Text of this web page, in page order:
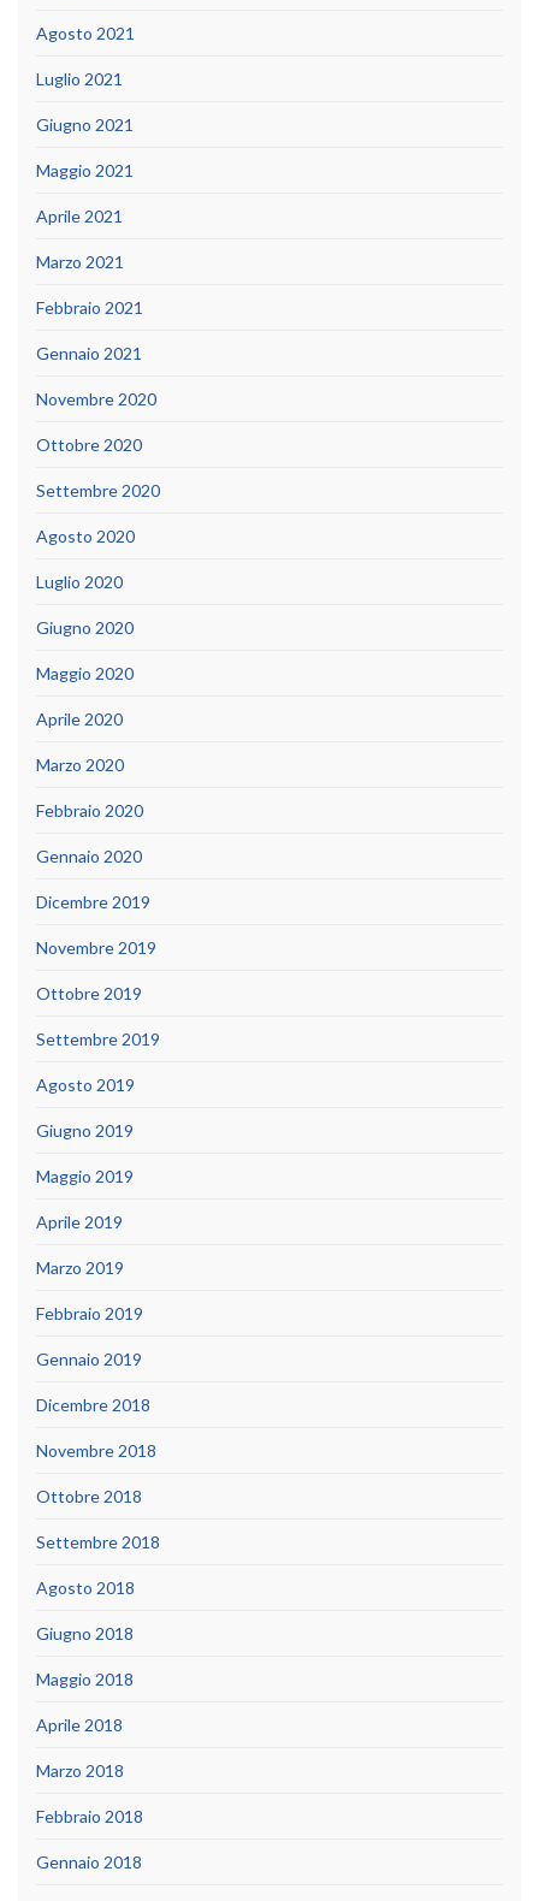
Agosto 2021
Luglio 2021
Giugno 2021
Maggio 2021
Aprile 2021
Marzo 2021
Febbraio 2021
Gennaio 2021
Novembre 2020
Ottobre 2020
Settembre 2020
Agosto 2020
Luglio 2020
Giugno 2020
Maggio 2020
Aprile 2020
Marzo 2020
Febbraio 2020
Gennaio 2020
Dicembre 2019
Novembre 2019
Ottobre 2019
Settembre 2019
Agosto 2019
Giugno 2019
Maggio 2019
Aprile 2019
Marzo 2019
Febbraio 2019
Gennaio 2019
Dicembre 2018
Novembre 2018
Ottobre 2018
Settembre 2018
Agosto 2018
Giugno 2018
Maggio 2018
Aprile 2018
Marzo 2018
Febbraio 2018
Gennaio 2018